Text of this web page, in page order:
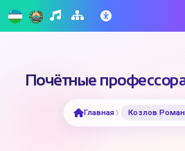
Почётные
Главная Козлов